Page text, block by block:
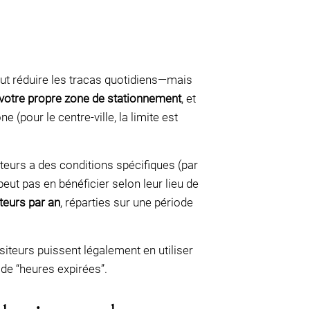
réduire les tracas quotidiens—mais
propre zone de stationnement, et
(pour le centre-ville, la limite est
a des conditions spécifiques (par
pas en bénéficier selon leur lieu de
par an, réparties sur une période
puissent légalement en utiliser
“heures expirées”.